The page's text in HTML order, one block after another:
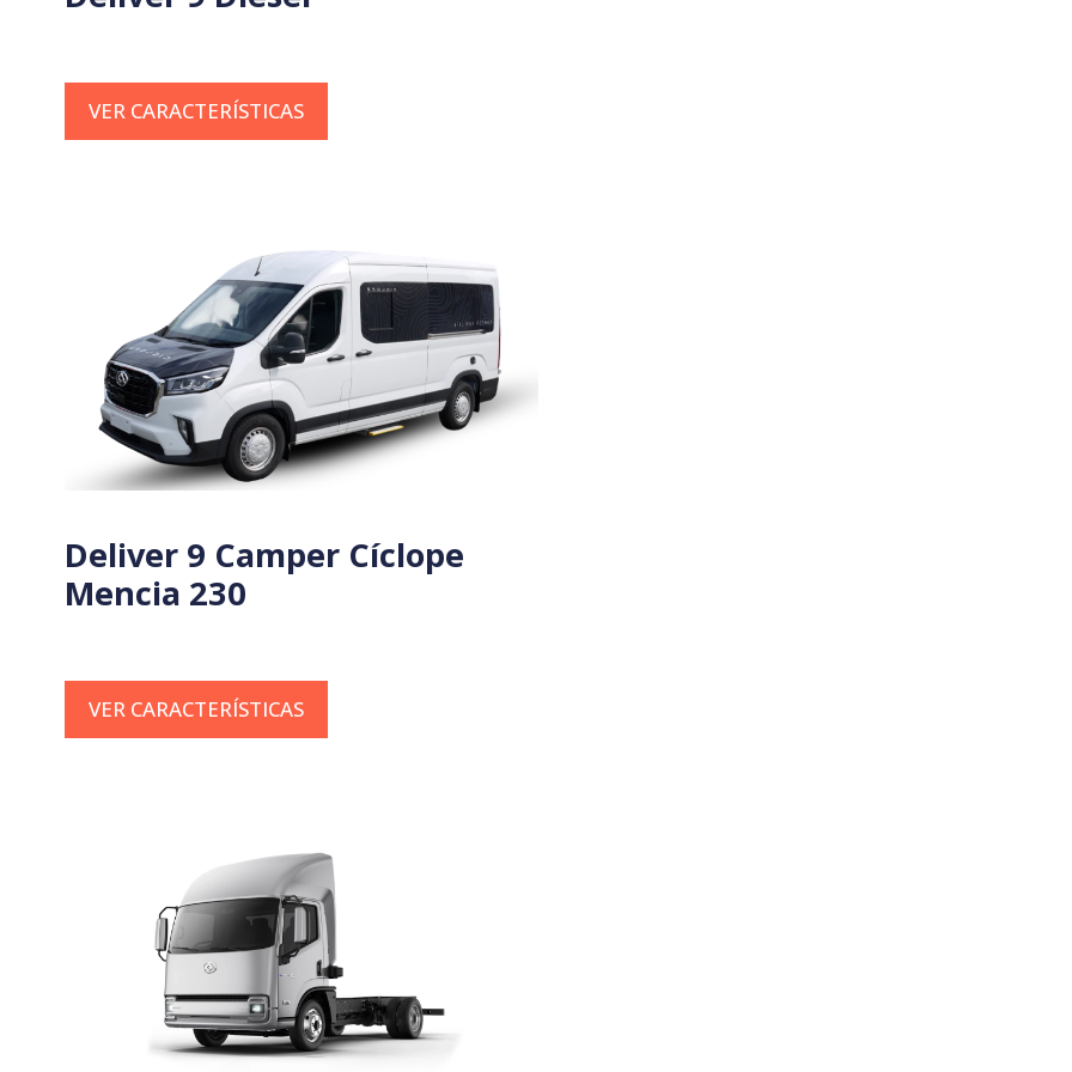
VER CARACTERÍSTICAS
Deliver 9 Camper Cíclope
Mencia 230
VER CARACTERÍSTICAS